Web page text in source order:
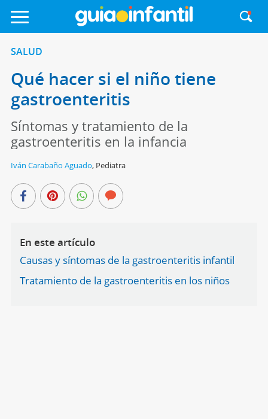
SALUD
Qué hacer si el niño tiene
gastroenteritis
Síntomas y tratamiento de la
gastroenteritis en la infancia
Iván Carabaño Aguado, Pediatra
En este artículo
Causas y síntomas de la gastroenteritis infantil
Tratamiento de la gastroenteritis en los niños